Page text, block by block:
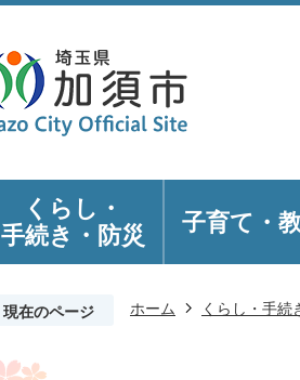
くらし・
手続き ・防災 子育て・
現在のページ ホーム くらし・手続